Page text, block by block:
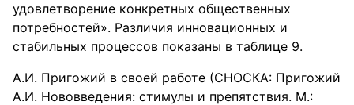
удовлетворение конкретных общественных
потребностей». Различия инновационных и
стабильных процессов показаны в таблице 9.
А.И. Пригожий в своей работе (СНОСКА: Пригожий
А.И. Нововведения: стимулы и препятствия. М.: